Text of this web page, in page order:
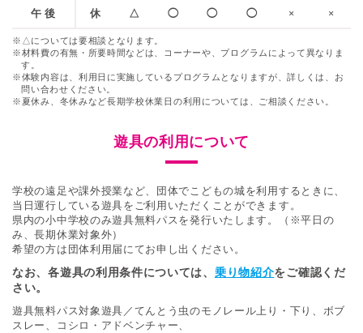
午 後 休 △ ◯ ◯ ◯ × ×
※△については要相談となります。
※材料費の有無・所要時間などは、コーナーや、プログラムによって異なりま
す。
※体験内容は、利用日に実施しているプログラムとなりますが、詳しくは、お
問い合わせください。
※夏休み、冬休みなど長期学校休業日の利用については、ご相談ください。
遊具の利用について
学校の遠足や課外授業など、団体でこどもの城を利用するときに、
当日運行している遊具をご利用いただくことができます。
県内の小中学校のみ遊具無料パスを発行いたします。（※平日の
み、長期休業対象外）
希望の方は団体利用届にてお申し出ください。
なお、各遊具の利用条件については、 乗り物紹介をご確認くだ
さい。
遊具無料パス対象遊具／てんとう虫のモノレール上り・下り、ボブ
スレー、コシロ・アドベンチャー、